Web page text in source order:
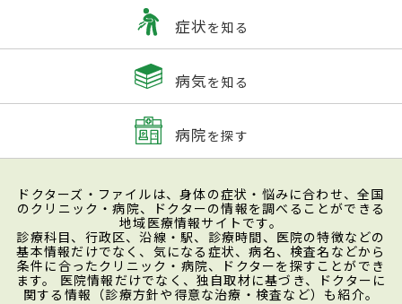
症状を知る
病気を知る
病院を探す
ドクターズ・ファイルは、身体の症状・悩みに合わせ、全国
のクリニック・病院、ドクターの情報を調べることができる
地域医療情報サイトです。
診療科目、行政区、沿線・駅、診療時間、医院の特徴などの
基本情報だけでなく、気になる症状、病名、検査名などから
条件に合ったクリニック・病院、ドクターを探すことができ
ます。 医院情報だけでなく、独自取材に基づき、ドクターに
関する情報（診療方針や得意な治療・検査など）も紹介。